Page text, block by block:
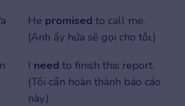
He promised to call me.
(Anh ấy hứa sẽ gọi cho tôi.)
I need to finish this report.
(Tôi cần hoàn thành báo cáo
này.)